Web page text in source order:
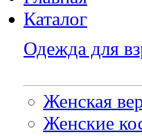
Каталог
Одежда для
Женская
Женские